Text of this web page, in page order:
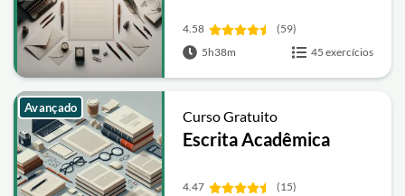
4.58
(59)
5h38m
45 exercícios
Curso Gratuito
Escrita Acadêmica
4.47
(15)
Avançado